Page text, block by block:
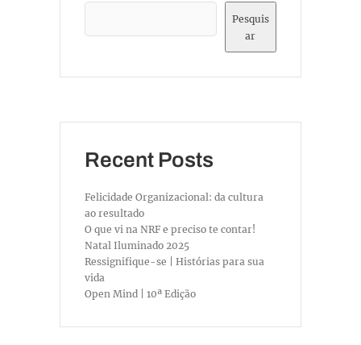
Pesquis
ar
Recent Posts
Felicidade Organizacional: da cultura
ao resultado
O que vi na NRF e preciso te contar!
Natal Iluminado 2025
Ressignifique-se | Histórias para sua
vida
Open Mind | 10ª Edição